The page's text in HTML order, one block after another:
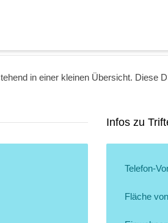
in einer kleinen Übersicht. Diese
Infos zu
Telefon-
Fläche